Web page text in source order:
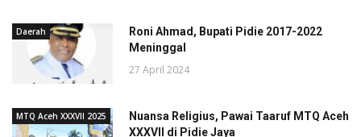
Daerah
Roni Ahmad, Bupati Pidie 2017-2022
Meninggal
27 April 2024
MTQ Aceh XXXVII 2025
Nuansa Religius, Pawai Taaruf MTQ Aceh
XXXVII di Pidie Jaya